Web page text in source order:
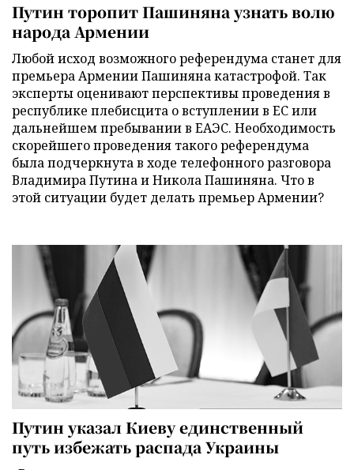
Путин торопит Пашиняна узнать волю
народа Армении
Любой исход возможного референдума станет для
премьера Армении Пашиняна катастрофой. Так
эксперты оценивают перспективы проведения в
республике плебисцита о вступлении в ЕС или
дальнейшем пребывании в ЕАЭС. Необходимость
скорейшего проведения такого референдума
была подчеркнута в ходе телефонного разговора
Владимира Путина и Никола Пашиняна. Что в
этой ситуации будет делать премьер Армении?
Путин указал Киеву единственный
путь избежать распада Украины